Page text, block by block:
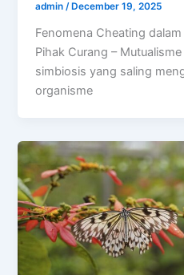
admin/ December 19, 2025
Fenomena Cheating
Pihak Curang –
simbiosis yang saling
organisme